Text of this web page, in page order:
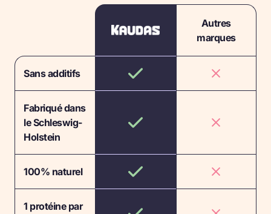
Autres
marques
Sans additifs
Fabriqué dans
le Schleswig-
Holstein
100% naturel
1 protéine par